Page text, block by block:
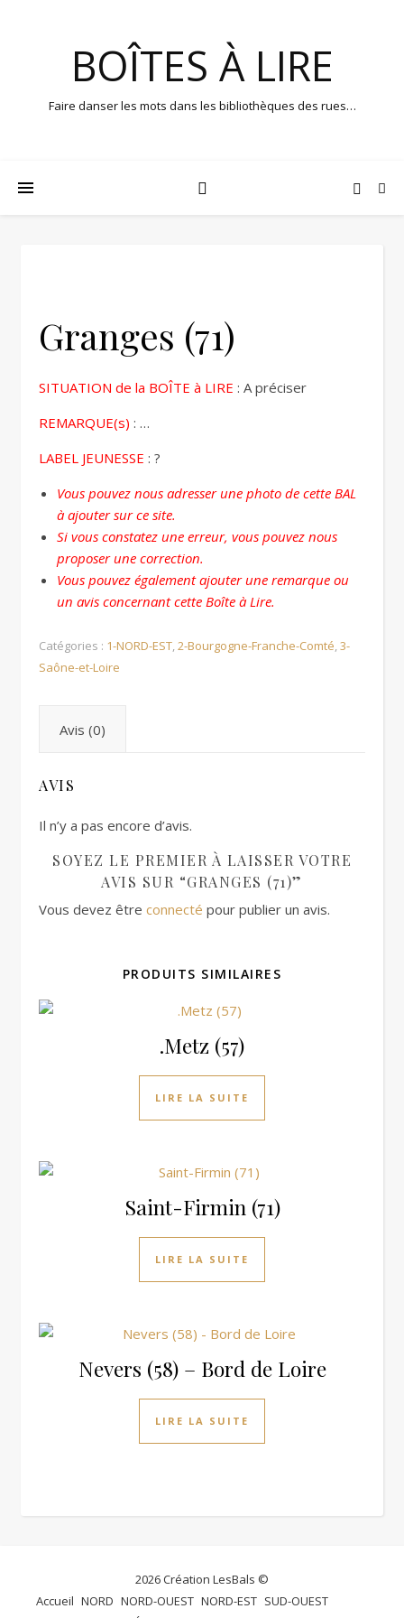
BOÎTES À LIRE
Faire danser les mots dans les bibliothèques des rues…
Granges (71)
SITUATION de la BOÎTE à LIRE : A préciser
REMARQUE(s) : …
LABEL JEUNESSE : ?
Vous pouvez nous adresser une photo de cette BAL
à ajouter sur ce site.
Si vous constatez une erreur, vous pouvez nous
proposer une correction.
Vous pouvez également ajouter une remarque ou
un avis concernant cette Boîte à Lire.
Catégories : 1-NORD-EST,2-Bourgogne-Franche-Comté,3-
Saône-et-Loire
Avis (0)
AVIS
Il n’y a pas encore d’avis.
SOYEZ LE PREMIER À LAISSER VOTRE
AVIS SUR “GRANGES (71)”
Vous devez être connecté pour publier un avis.
PRODUITS SIMILAIRES
.Metz (57)
LIRE LA SUITE
Saint-Firmin (71)
LIRE LA SUITE
Nevers (58) – Bord de Loire
LIRE LA SUITE
2026 Création LesBals ©
Accueil NORD NORD-OUEST NORD-EST SUD-OUEST